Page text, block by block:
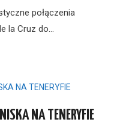
połączenia
la Cruz do…
NA TENERYFIE